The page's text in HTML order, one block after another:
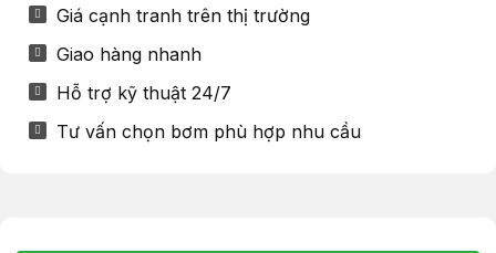
Giá cạnh tranh trên thị trường
Giao hàng nhanh
Hỗ trợ kỹ thuật 24/7
Tư vấn chọn bơm phù hợp nhu cầu